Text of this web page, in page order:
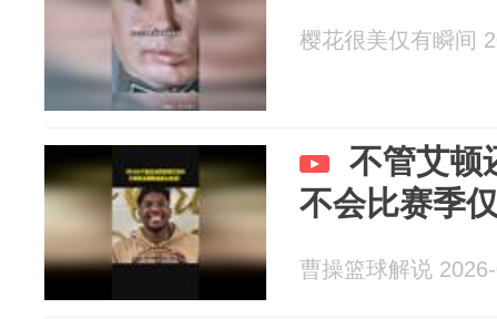
樱花很美仅有瞬间
不管艾顿
不会比赛季
曹操篮球解说